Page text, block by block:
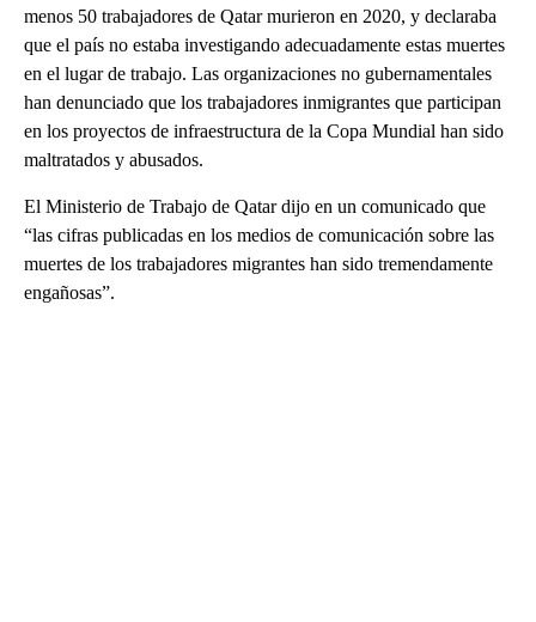
menos 50 trabajadores de Qatar murieron en 2020, y declaraba
que el país no estaba investigando adecuadamente estas muertes
en el lugar de trabajo. Las organizaciones no gubernamentales
han denunciado que los trabajadores inmigrantes que participan
en los proyectos de infraestructura de la Copa Mundial han sido
maltratados y abusados.
El Ministerio de Trabajo de Qatar dijo en un comunicado que
“las cifras publicadas en los medios de comunicación sobre las
muertes de los trabajadores migrantes han sido tremendamente
engañosas”.